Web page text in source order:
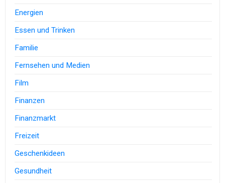
Energien
Essen und Trinken
Familie
Fernsehen und Medien
Film
Finanzen
Finanzmarkt
Freizeit
Geschenkideen
Gesundheit